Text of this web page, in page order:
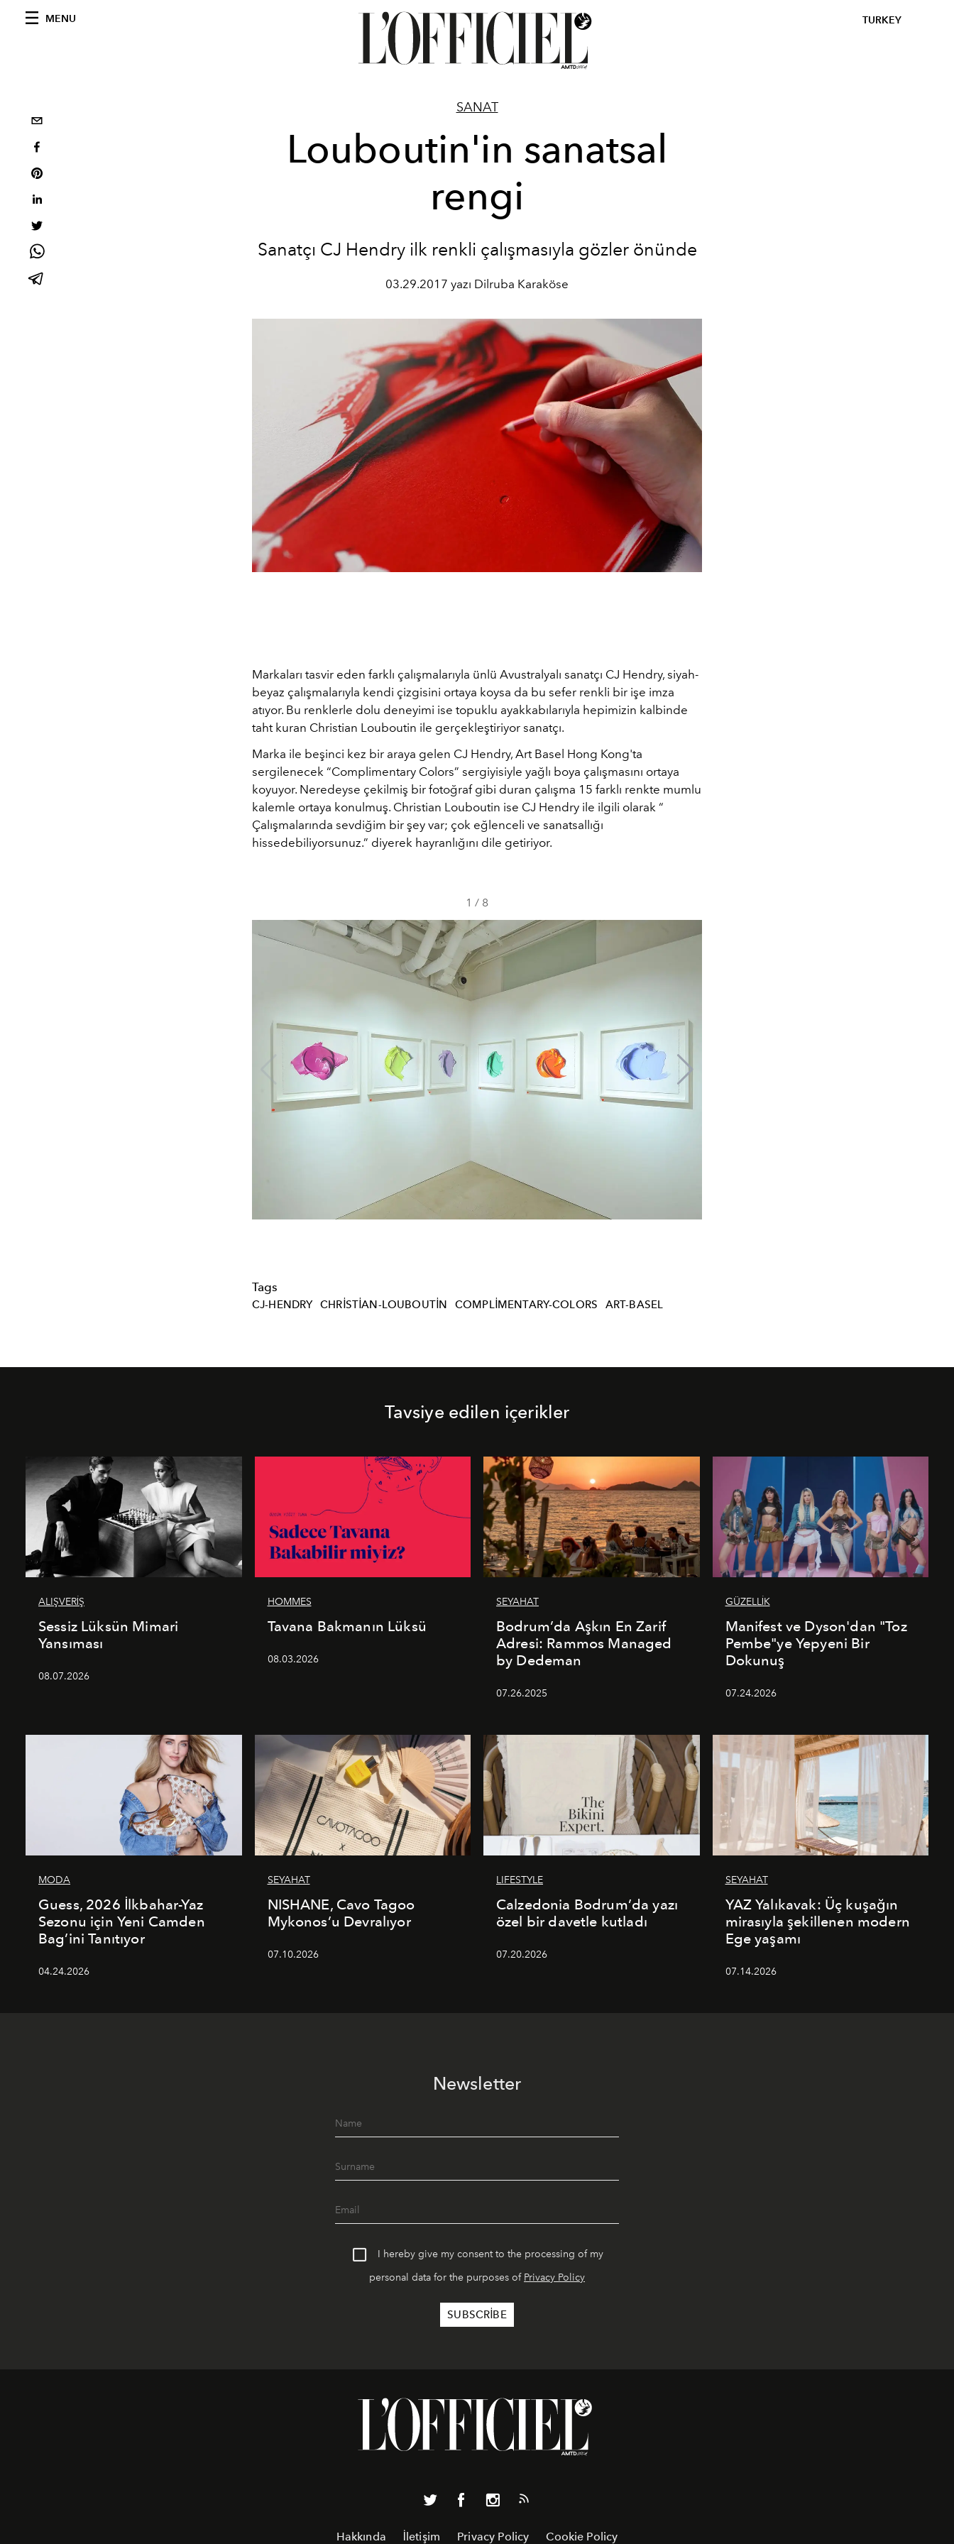
MENU TURKEY
SANAT
Louboutin'in sanatsal
rengi
Sanatçı CJ Hendry ilk renkli çalışmasıyla gözler önünde
03.29.2017 yazı Dilruba Karaköse
Markaları tasvir eden farklı çalışmalarıyla ünlü Avustralyalı sanatçı CJ Hendry, siyah-
beyaz çalışmalarıyla kendi çizgisini ortaya koysa da bu sefer renkli bir işe imza
atıyor. Bu renklerle dolu deneyimi ise topuklu ayakkabılarıyla hepimizin kalbinde
taht kuran Christian Louboutin ile gerçekleştiriyor sanatçı.
Marka ile beşinci kez bir araya gelen CJ Hendry, Art Basel Hong Kong'ta
sergilenecek “Complimentary Colors” sergiyisiyle yağlı boya çalışmasını ortaya
koyuyor. Neredeyse çekilmiş bir fotoğraf gibi duran çalışma 15 farklı renkte mumlu
kalemle ortaya konulmuş. Christian Louboutin ise CJ Hendry ile ilgili olarak “
Çalışmalarında sevdiğim bir şey var; çok eğlenceli ve sanatsallığı
hissedebiliyorsunuz.” diyerek hayranlığını dile getiriyor.
1 / 8
Tags
CJ-HENDRY CHRISTIAN-LOUBOUTIN COMPLIMENTARY-COLORS ART-BASEL
Tavsiye edilen içerikler
ALIŞVERİŞ
Sessiz Lüksün Mimari
Yansıması
08.07.2026
HOMMES
Tavana Bakmanın Lüksü
08.03.2026
SEYAHAT
Bodrum’da Aşkın En Zarif
Adresi: Rammos Managed
by Dedeman
07.26.2025
GÜZELLİK
Manifest ve Dyson'dan "Toz
Pembe"ye Yepyeni Bir
Dokunuş
07.24.2026
MODA
Guess, 2026 İlkbahar-Yaz
Sezonu için Yeni Camden
Bag’ini Tanıtıyor
04.24.2026
SEYAHAT
NISHANE, Cavo Tagoo
Mykonos’u Devralıyor
07.10.2026
LIFESTYLE
Calzedonia Bodrum’da yazı
özel bir davetle kutladı
07.20.2026
SEYAHAT
YAZ Yalıkavak: Üç kuşağın
mirasıyla şekillenen modern
Ege yaşamı
07.14.2026
Newsletter
I hereby give my consent to the processing of my
personal data for the purposes of Privacy Policy
Hakkında İletişim Privacy Policy Cookie Policy